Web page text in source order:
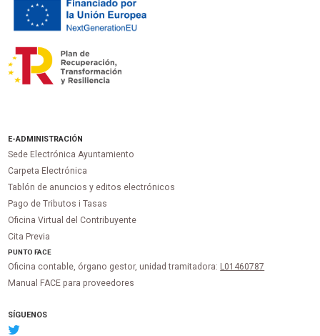
E-ADMINISTRACIÓN
Sede Electrónica Ayuntamiento
Carpeta Electrónica
Tablón de anuncios y editos electrónicos
Pago de Tributos i Tasas
Oficina Virtual del Contribuyente
Cita Previa
PUNTOFACE
Oficina contable, órgano gestor, unidad tramitadora: L01460787
Manual FACE para proveedores
SÍGUENOS